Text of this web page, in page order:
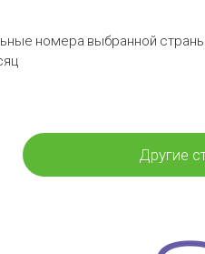
номера выбранной
Другие